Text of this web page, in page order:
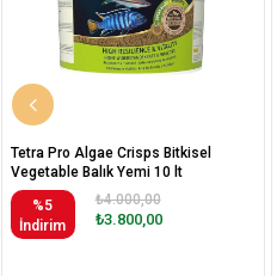
Tetra Pro Algae Crisps Bitkisel
Vegetable Balık Yemi 10 lt
%5
İndirim
₺3.800,00
₺4.000,00